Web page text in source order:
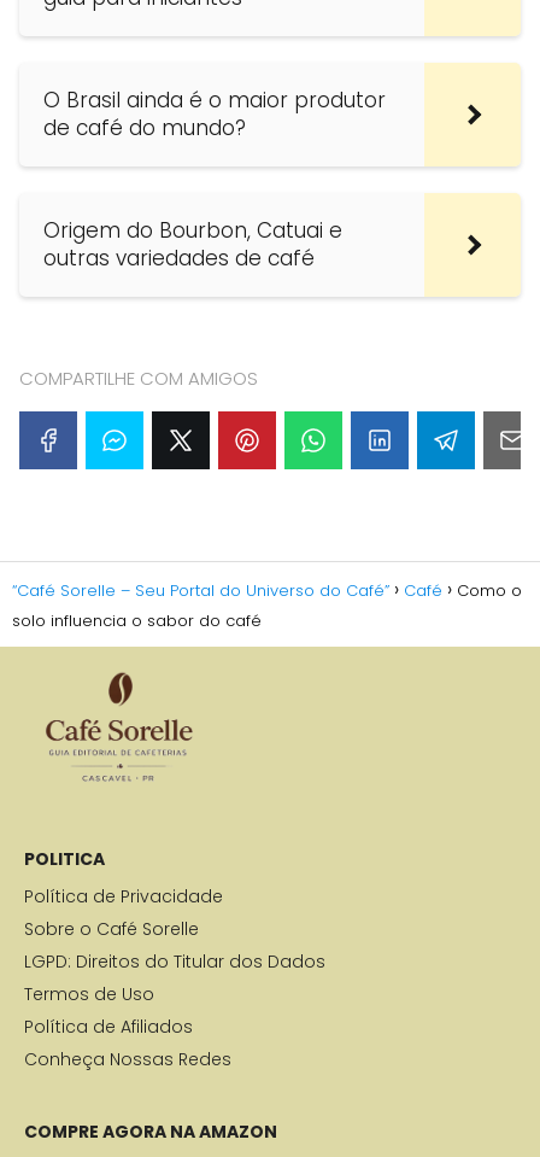
O Brasil ainda é o maior produtor
de café do mundo?
Origem do Bourbon, Catuai e
outras variedades de café
COMPARTILHE COM AMIGOS
“Café Sorelle – Seu Portal do Universo do Café” Café
Como o
solo influencia o sabor do café
POLITICA
Política de Privacidade
Sobre o Café Sorelle
LGPD: Direitos do Titular dos Dados
Termos de Uso
Política de Afiliados
Conheça Nossas Redes
COMPRE AGORA NA AMAZON